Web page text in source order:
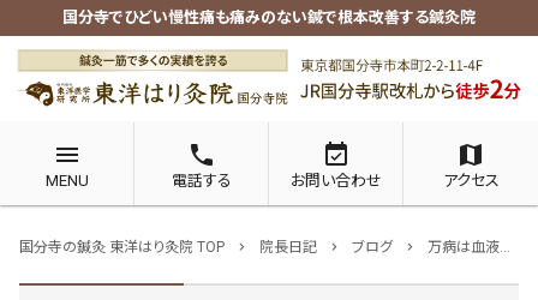
国分寺でひどい慢性痛も痛みのない鍼で根本改善する鍼灸院
menu
MENU
phone
電話する
event_available
お問い合わせ
map
アクセス
国分寺の鍼灸 東洋はり灸院 TOP chevron_right 院長日記 chevron_right ブログ chevron_right 万病は血液の汚れから！肝臓のゴールデンタイムと健康の秘訣